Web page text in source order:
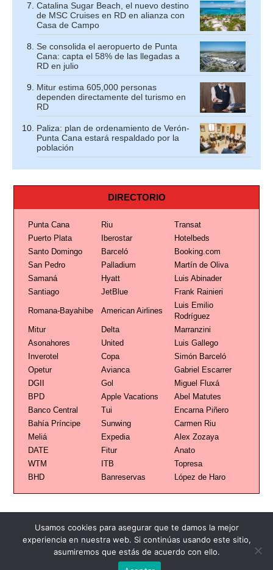
Catalina Sugar Beach, el nuevo destino
de MSC Cruises en RD en alianza con
Casa de Campo
Se consolida el aeropuerto de Punta
Cana: capta el 58% de las llegadas a
RD en julio
Mitur estima 605,000 personas
dependen directamente del turismo en
RD
Paliza: plan de ordenamiento de Verón-
Punta Cana estará respaldado por la
población
DIRECTORIO
Punta Cana Riu
Transat
Puerto Plata
Iberostar
Hotelbeds
Santo Domingo
Barceló
Booking.com
San Pedro
Palladium
Martín de Oliva
Samaná
Hyatt
Luis Abinader
Santiago
JetBlue Frank Rainieri
Romana-Bayahíbe American Airlines
Luis Emilio
Rodríguez
Mitur
Delta
Marranzini
Asonahores
United
Luis Gallego
Inverotel
Copa
Simón Barceló
Opetur
Avianca
Gabriel Escarrer
DGII
Gol
Miguel Fluxá
BPD
Apple Vacations
Abel Matutes
Banco Central
Tui
Encarna Piñero
Bahía Príncipe
Sunwing
Carmen Riu
Meliá
Expedia
Alex Zozaya
DATE
Fitur
Anato
WTM
ITB
Topresa
BHD
Banreservas López de Haro
Usamos cookies para asegurar que te damos la mejor
experiencia en nuestra web. Si continúas usando este sitio,
asumiremos que estás de acuerdo con ello.
Publicidad Redacción Contacto